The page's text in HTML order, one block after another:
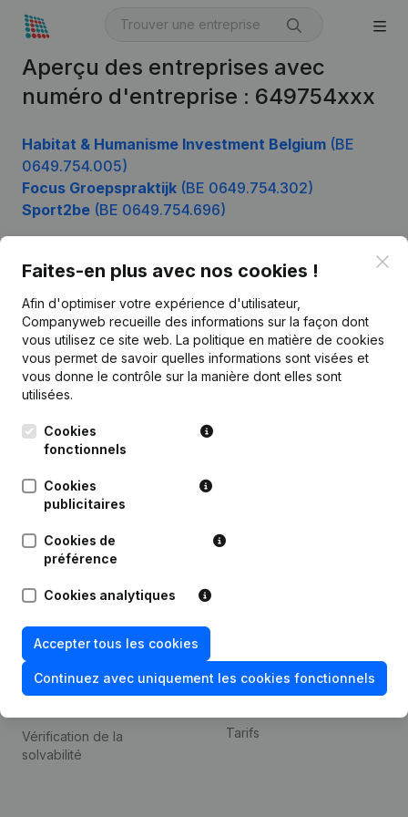
Aperçu des entreprises avec
numéro d'entreprise : 649754xxx
Habitat & Humanisme Investment Belgium (BE
0649.754.005)
Focus Groepspraktijk (BE 0649.754.302)
Sport2be (BE 0649.754.696)
Faites-en plus avec nos cookies !
Afin d'optimiser votre expérience d'utilisateur,
Companyweb recueille des informations sur la façon dont
vous utilisez ce site web. La politique en matière de cookies
vous permet de savoir quelles informations sont visées et
vous donne le contrôle sur la manière dont elles sont
utilisées.
Cookies
fonctionnels
Cookies
publicitaires
Cookies de
préférence
Cookies analytiques
Accepter tous les cookies
Continuez avec uniquement les cookies fonctionnels
Français
Leuvensesteenweg
248D,
Produit
Informations d’entreprise
Monitoring
Recherche internationale
Thème
de la fraude
Consulter des comptes
annuels
Recherche de numéro de
Vérification de la
solvabilité
Contact
Tarifs